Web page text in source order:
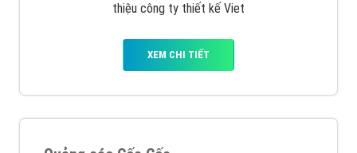
thiệu công ty thiết kế Viet
XEM CHI TIẾT